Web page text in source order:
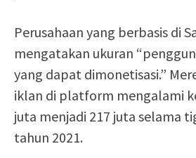
Perusahaan yang berbasis di
mengatakan ukuran
yang dapat dimonetisasi.”
iklan di platform mengalami
juta menjadi 217 juta selama
tahun 2021.